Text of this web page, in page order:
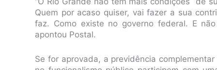
Quem por acaso quiser, vai fazer a sua
faz. Como existe no governo federal. E
apontou Postal.
Se for aprovada, a previdência